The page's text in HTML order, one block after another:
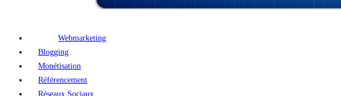
Webmarketing
Blogging
Monétisation
Référencement
Réseaux Sociaux